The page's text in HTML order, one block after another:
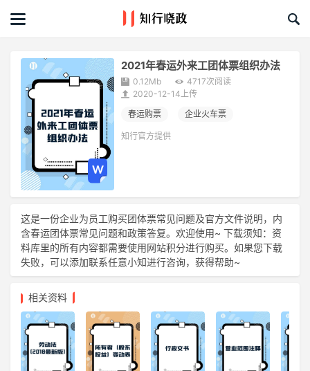
首页
文章
课程&活动
资料库
服务商
关于我们
登录
注册
2021年春运外来工团体票组织办法
0.12Mb
4717次阅读
2020-12-14上传
春运购票
企业火车票
知行官方提供
这是一份企业为员工购买团体票常见问题及官方文件说明，内
含春运团体票常见问题和政策答复。欢迎使用~ 下载须知：资
料库里的所有内容都需要使用网站积分进行购买。如果您下载
失败，可以添加联系任意小知进行咨询，获得帮助~
相关资料